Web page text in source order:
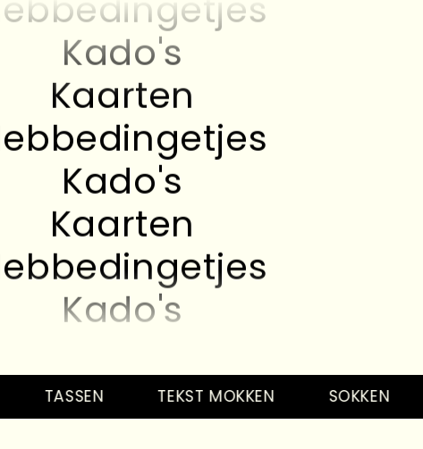
Kado's
Kaarten
Kado's
Kaarten
Kado's
Kaarten
Kado's
TASSEN TEKST MOKKEN SOKKEN